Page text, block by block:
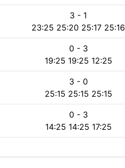
3 - 1
23:25 25:20 25:17 25:16
0 - 3
19:25 19:25 12:25
3 - 0
25:15 25:15 25:15
0 - 3
14:25 14:25 17:25